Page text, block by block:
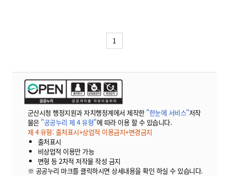
1
군산시청 행정지원과 자치행정계에서 제작한 "한눈에 서비스"저작
물은 "공공누리 제 4 유형"에 따라 이용 할 수 있습니다.
제 4 유형: 출처표시+상업적 이용금지+변경금지
출처표시
비상업적 이용만 가능
변형 등 2차적 저작물 작성 금지
※ 공공누리 마크를 클릭하시면 상세내용을 확인 하실 수 있습니다.